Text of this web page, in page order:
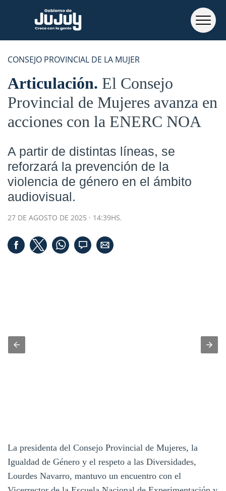
CONSEJO PROVINCIAL DE LA MUJER
Articulación El Consejo
Provincial de Mujeres avanza en
acciones con la ENERC NOA
A partir de distintas líneas, se
reforzará la prevención de la
violencia de género en el ámbito
audiovisual.
27 DE AGOSTO DE 2025 · 14:39HS.
La presidenta del Consejo Provincial de Mujeres, la
Igualdad de Género y el respeto a las Diversidades,
Lourdes Navarro, mantuvo un encuentro con el